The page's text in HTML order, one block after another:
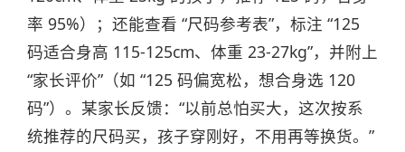
率 95%）；还能查看 “尺码参考表”，标注 “125
码适合身高 115-125cm、体重 23-27kg”，并附上
“家长评价”（如 “125 码偏宽松，想合身选 120
码”）。某家长反馈：“以前总怕买大，这次按系
统推荐的尺码买，孩子穿刚好，不用再等换货。”